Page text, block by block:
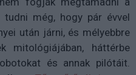
még, hogy pár évvel
után járni, és mélyebbre
mitológiájában, háttérbe
és annak pilótáit.